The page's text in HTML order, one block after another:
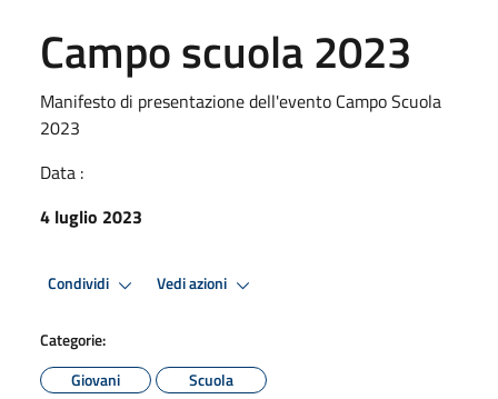
Campo scuola 2023
Manifesto di presentazione dell'evento Campo Scuola
2023
Data :
4 luglio 2023
Condividi Vedi azioni
Categorie:
Giovani
Scuola